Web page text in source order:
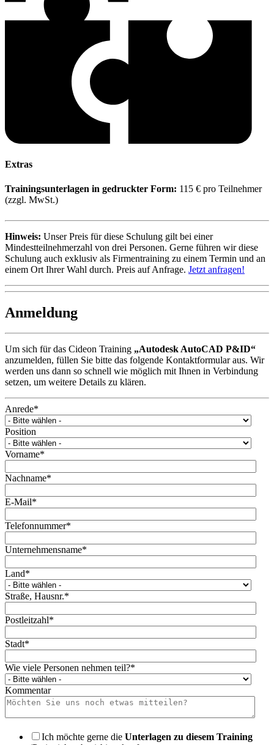
Extras
Trainingsunterlagen in gedruckter Form: 115 € pro Teilnehmer
(zzgl. MwSt.)
Hinweis: Unser Preis für diese Schulung gilt bei einer
Mindestteilnehmerzahl von drei Personen. Gerne führen wir diese
Schulung auch exklusiv als Firmentraining zu einem Termin und an
einem Ort Ihrer Wahl durch. Preis auf Anfrage. Jetzt anfragen!
Anmeldung
Um sich für das Cideon Training „Autodesk AutoCAD P&ID“
anzumelden, füllen Sie bitte das folgende Kontaktformular aus. Wir
werden uns dann so schnell wie möglich mit Ihnen in Verbindung
setzen, um weitere Details zu klären.
Anrede*
Position
Vorname*
Nachname*
E-Mail*
Telefonnummer*
Unternehmensname*
Land*
Straße, Hausnr.*
Postleitzahl*
Stadt*
Wie viele Personen nehmen teil?*
Kommentar
Ich möchte gerne die Unterlagen zu diesem Training